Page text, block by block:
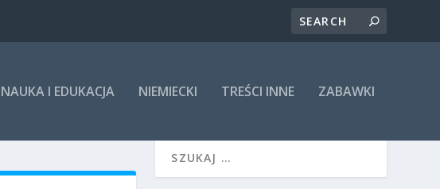
NAUKA I EDUKACJA NIEMIECKI TREŚCI INNE ZABAWKI